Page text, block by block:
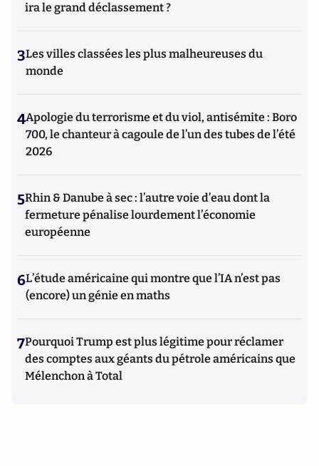
ira le grand déclassement ?
3Les villes classées les plus malheureuses du
monde
4Apologie du terrorisme et du viol, antisémite : Boro
700, le chanteur à cagoule de l’un des tubes de l’été
2026
5Rhin & Danube à sec : l’autre voie d’eau dont la
fermeture pénalise lourdement l’économie
européenne
6L’étude américaine qui montre que l’IA n’est pas
(encore) un génie en maths
7Pourquoi Trump est plus légitime pour réclamer
des comptes aux géants du pétrole américains que
Mélenchon à Total